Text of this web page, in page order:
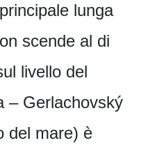
lunga
scende al di
livello del
– Gerlachovský
del mare) è